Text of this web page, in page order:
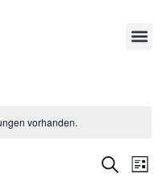
vorhanden.
SucheListe